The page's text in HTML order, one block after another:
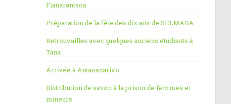
Fianarantsoa
Préparation de la fête des dix ans de SELMADA
Retrouvailles avec quelques anciens étudiants à
Tana
Arrivée à Antananarivo
Distribution de savon à la prison de femmes et
mineurs